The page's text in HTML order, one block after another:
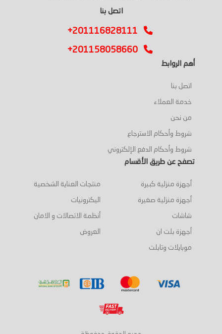
اتصل بنا
+201116828111
+201158058660
أهم الروابط
اتصل بنا
خدمة العملاء
من نحن
شروط وأحكام الاسترجاع
شروط وأحكام الدفع الإلكتروني
تصفح عن طريق الأقسام
أجهزة منزلية كبيرة
أجهزة منزلية صغيرة
شاشات
أجهزة بلت ان
موبايلات وتابلت
منتجات العناية الشخصية
اليكترونيات
أنظمة الاتصالات و الامان
العروض